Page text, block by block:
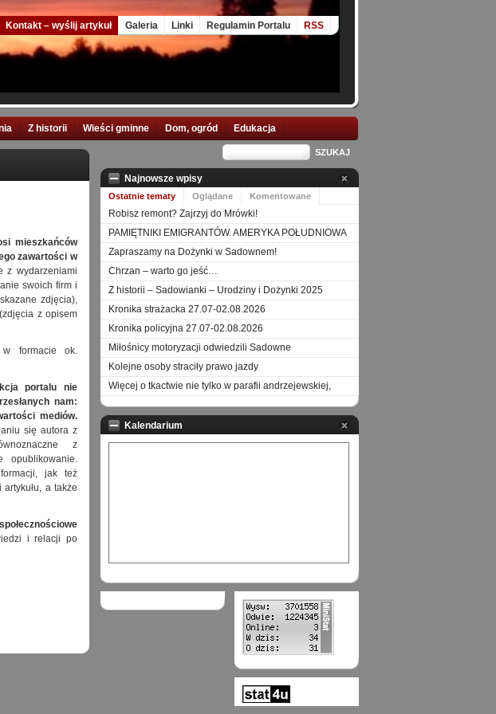
Kontakt – wyślij artykuł Galeria Linki Regulamin Portalu RSS
Z historii Wieści gminne Dom, ogród Edukacja
mieszkańców
zawartości w
z wydarzeniami
swoich firm i
zdjęcia),
z opisem
w formacie ok.
portalu nie
nam:
mediów.
się autora z
z
opublikowanie.
jak też
a także
i relacji po
Najnowsze wpisy
Ostatnie tematy Oglądane Komentowane
Robisz remont? Zajrzyj do Mrówki!
PAMIĘTNIKI EMIGRANTÓW. AMERYKA POŁUDNIOWA
Zapraszamy na Dożynki w Sadownem!
Chrzan – warto go jeść…
Z historii – Sadowianki – Urodziny i Dożynki 2025
Kronika strażacka 27.07-02.08.2026
Kronika policyjna 27.07-02.08.2026
Miłośnicy motoryzacji odwiedzili Sadowne
Kolejne osoby straciły prawo jazdy
Więcej o tkactwie nie tylko w parafii andrzejewskiej,
Kalendarium